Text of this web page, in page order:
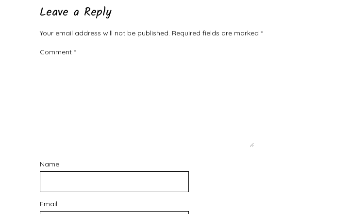
Leave a Reply
Your email address will not be published. Required fields are marked *
Comment *
Name
Email